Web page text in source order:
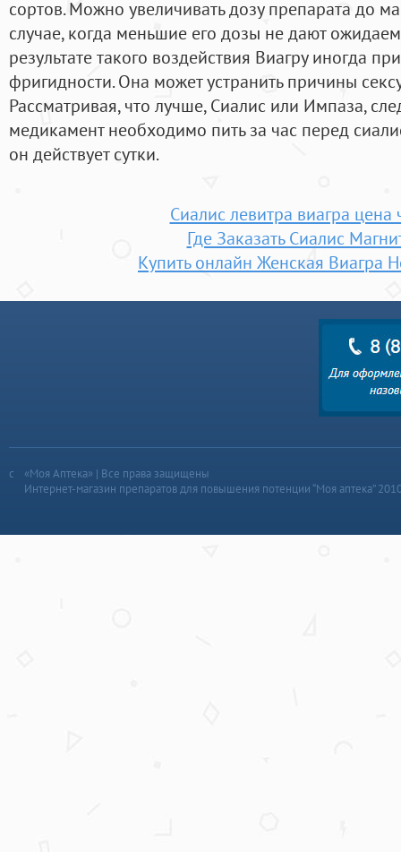
сортов. Можно увеличивать дозу препарата до
случае, когда меньшие его дозы не дают
результате такого воздействия Виагру иногда
фригидности. Она может устранить причины
Рассматривая, что лучше, Сиалис или Импаза,
медикамент необходимо пить за час перед
он действует сутки.
Сиалис левитра виагра цена
Где Заказать Сиалис
Купить онлайн Женская Виагра
«Моя Аптека» | Все права защищены
Интернет-магазин препаратов для повышения потенции “Моя аптека”